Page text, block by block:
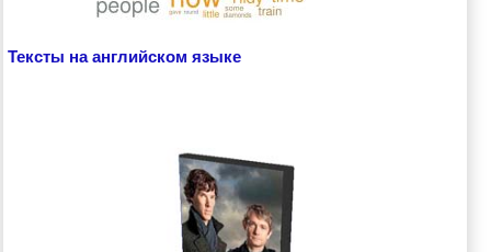
Тексты на английском языке